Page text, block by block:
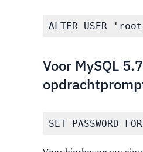
Voor MySQL